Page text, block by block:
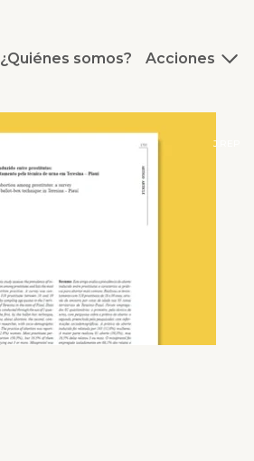
¿Quiénes somos? Acciones
J.REP